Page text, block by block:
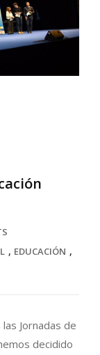
, EDUCACIÓN ,
Jornadas de
decidido